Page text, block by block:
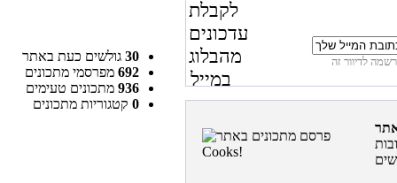
30 גולשים כעת באתר
692 מפרסמי מתכונים
936 מתכונים טעימים
0 קטגוריות מתכונים